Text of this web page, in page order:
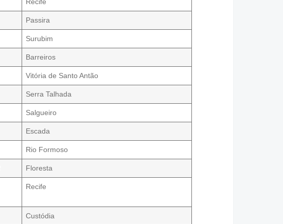
Recife
Passira
Surubim
Barreiros
Vitória de Santo Antão
Serra Talhada
Salgueiro
Escada
Rio Formoso
Floresta
Recife
Custódia